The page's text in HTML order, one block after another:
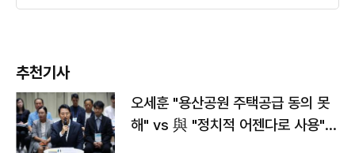
추천기사
오세훈 "용산공원 주택공급 동의 못
해" vs 與 "정치적 어젠다로 사용"